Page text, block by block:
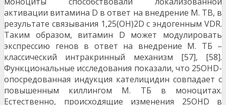
активации витамина D в ответ на внедрение M. TB, в
результате связывания 1,25(OH)2D с эндогенным VDR.
Таким образом, витамин D может модулировать
экспрессию генов в ответ на внедрение М. ТБ –
классический интракринный механизм [57], [58].
Функциональные исследования показали, что 25OHD-
опосредованная индукция кателицидин совпадает с
повышенным киллингом М. ТБ в моноцитах.
Естественно, происходящие изменения 25OHD в